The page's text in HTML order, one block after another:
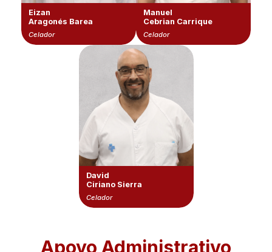
Eizan
Aragonés Barea
Celador
Manuel
Cebrian Carrique
Celador
David
Ciriano Sierra
Celador
Apoyo Administrativo